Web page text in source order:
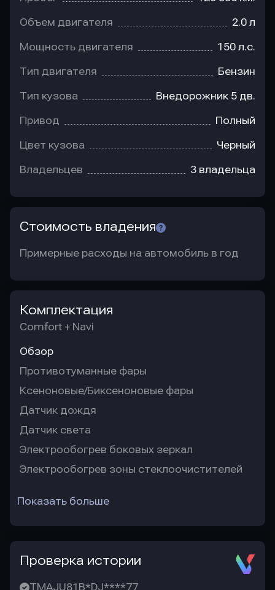
Объем двигателя 2.0 л
Мощность двигателя 150 л.с.
Тип двигателя Бензин
Тип кузова Внедорожник 5 дв.
Привод Полный
Цвет кузова Черный
Владельцев 3 владельца
Стоимость владения
Примерные расходы на автомобиль в год
Комплектация
Comfort + Navi
Обзор
Противотуманные фары
Ксеноновые/Биксеноновые фары
Датчик дождя
Датчик света
Электрообогрев боковых зеркал
Электрообогрев зоны стеклоочистителей
Показать больше
Проверка истории
TMAJU81B*DJ****77